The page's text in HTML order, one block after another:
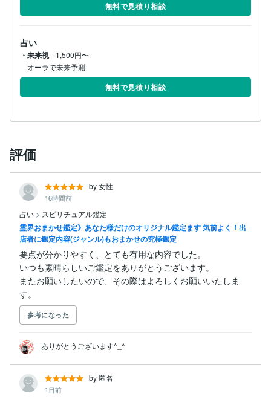
無料で見積り相談
占い
・未来視
1,500円〜
オーラで未来予測
無料で見積り相談
評価
by 女性
16時間前
占い > スピリチュアル鑑定
霊界おまかせ鑑定》あなた様だけのオリジナル鑑定ます 気前よく！出
店者に鑑定内容(ジャンル)もおまかせの究極鑑定
要点が分かりやすく、とても有用な内容でした。
いつも素晴らしいご鑑定をありがとうございます。
またお願いしたいので、その際はよろしくお願いいたしま
す。
参考になった
ありがとうございます^_^
by 匿名
1日前